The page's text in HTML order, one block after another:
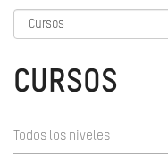
CURSOS
Todos los niveles